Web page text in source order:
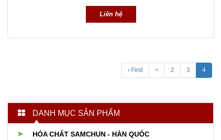
Liên hệ
‹ First < 2 3 4
DANH MỤC SẢN PHẨM
HÓA CHẤT SAMCHUN - HÀN QUỐC